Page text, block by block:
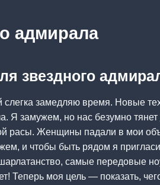
адмирала
звездного
слегка замедляю время. Новые
Я замужем, но нас безумно тянет
расы. Женщины падали в мои
и чтобы быть рядом я
самые передовые
Теперь моя цель — показать,